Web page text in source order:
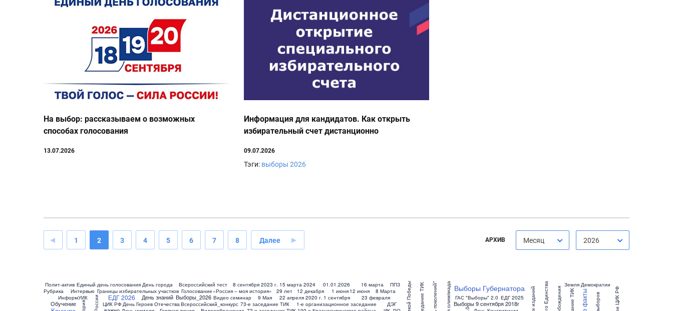
На выбор: рассказываем о возможных
способах голосования
13.07.2026
Информация для кандидатов. Как открыть
избирательный счет дистанционно
09.07.2026
Тэги: выборы 2026
1 2 3 4 5 6 7 8 Далее АРХИВ Месяц 2026
01.01.2026
1 июня
1 сентября
1-е организационное заседание
12 декабря 12 июня
15 марта 2024
16 марта
22 апреля 2020 г.
23 февраля
29 лет
73-е заседание ТИК
8 Марта
8 сентября 2023 г.
9 Мая
«Россия – моя история»
Видео семинар
Всероссийский тест
Всероссийский_конкурс Выборы 9 сентября 2018г
Выборы Губернатора
Выборы_2026 ГАС "Выборы" 2.0
Голосование
Границы избирательных участков
ДЭГ
День Героев Отечества
День города
День знаний ЕДГ 2025
ЕДГ 2026
Единый день голосования Земля Демократии
Интервью
ИнформУИК
Обучение
ППЗ
Полит-актив
Рубрика
ЦИК РФ